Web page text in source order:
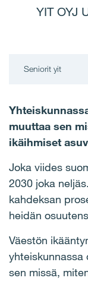
YIT OYJ
Seniorit yit
muuttaa sen
ikäihmiset
Joka viides
2030 joka
kahdeksan
heidän
Väestön
yhteiskunnassa
sen missä,